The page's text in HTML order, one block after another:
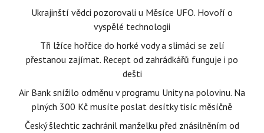
Ukrajinští vědci pozorovali u Měsíce UFO. Hovoří o
vyspělé technologii
Tři lžíce hořčice do horké vody a slimáci se zelí
přestanou zajímat. Recept od zahrádkářů funguje i po
dešti
Air Bank snížilo odměnu v programu Unity na polovinu. Na
plných 300 Kč musíte poslat desítky tisíc měsíčně
Český šlechtic zachránil manželku před znásilněním od